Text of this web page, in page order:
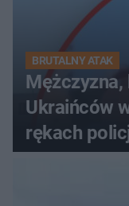
BRUTALNY ATAK
Mężczyzna,
Ukraińców
rękach